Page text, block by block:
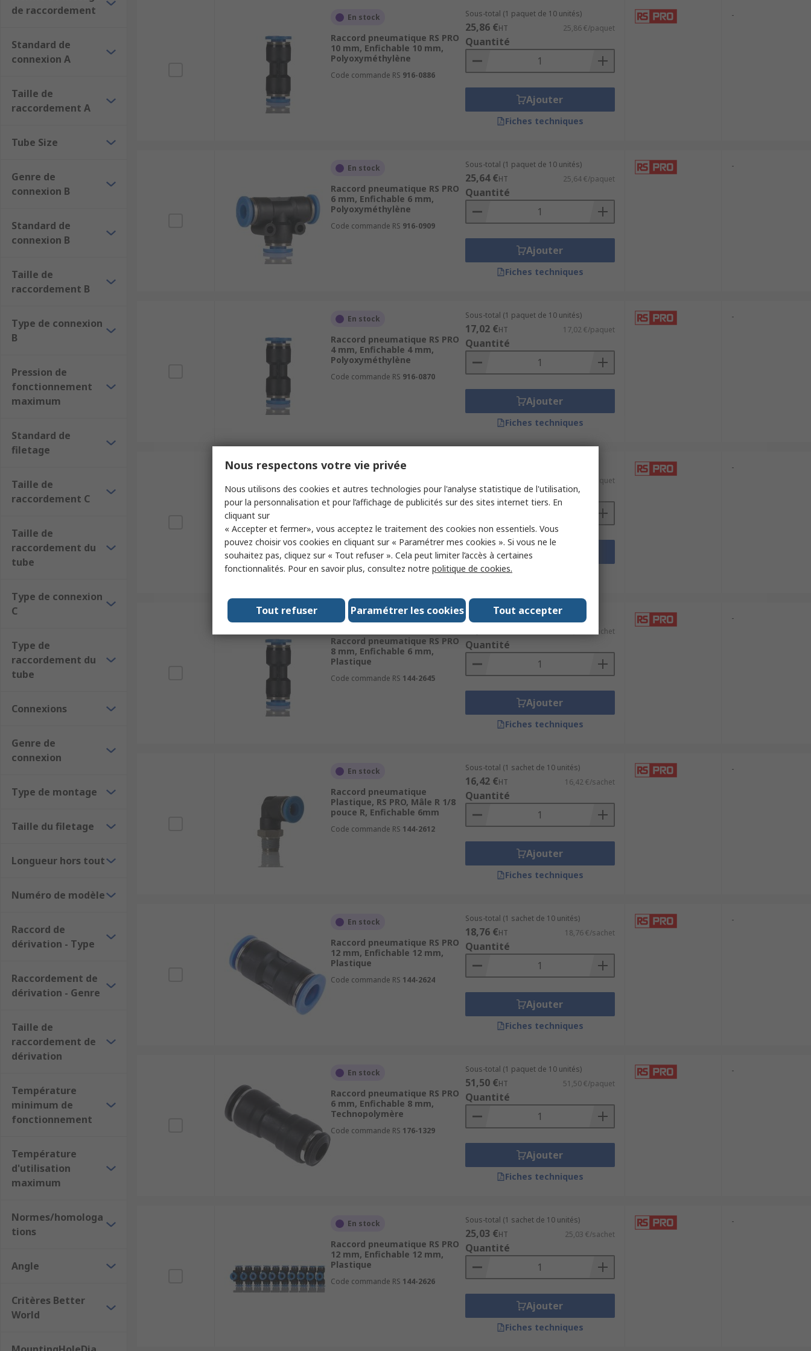
de raccordement
Standard de
connexion A
Taille de
raccordement A
Tube Size
Genre de
connexion B
Standard de
connexion B
Taille de
raccordement B
Type de connexion
B
Pression de
fonctionnement
maximum
Standard de
filetage
Taille de
raccordement C
Taille de
raccordement du
tube
Type de connexion
C
Type de
raccordement du
tube
Connexions
Genre de
connexion
Type de montage
Taille du filetage
Longueur hors tout
Numéro de modèle
Raccord de
dérivation - Type
Raccordement de
dérivation - Genre
Taille de
raccordement de
dérivation
Température
minimum de
fonctionnement
Température
d'utilisation
maximum
Normes/homologa
tions
Angle
Critères Better
World
En stock
Raccord pneumatique RS PRO
10 mm, Enfichable 10 mm,
Polyoxyméthylène
Code commande RS 916-0886
Sous-total (1 paquet de 10 unités)
25,86 €HT 25,86 €/paquet
Quantité
Ajouter
Fiches techniques
-
En stock
Raccord pneumatique RS PRO
6 mm, Enfichable 6 mm,
Polyoxyméthylène
Code commande RS 916-0909
Sous-total (1 paquet de 10 unités)
25,64 €HT 25,64 €/paquet
Quantité
Ajouter
Fiches techniques
-
En stock
Raccord pneumatique RS PRO
4 mm, Enfichable 4 mm,
Polyoxyméthylène
Code commande RS 916-0870
Sous-total (1 paquet de 10 unités)
17,02 €HT 17,02 €/paquet
Quantité
Ajouter
Fiches techniques
-
En stock
Raccord pneumatique
Polyoxyméthylène, RS PRO,
Enfichable 6 mm, Enfichable 6
Code commande RS916-0918
23,54 €/paquet
Quantité
Ajouter
Fiches techniques
-
En stock
Raccord pneumatique RS PRO
8 mm, Enfichable 6 mm,
Plastique
Code commande RS 144-2645
Sous-total (1 sachet de 10 unités)
11,48 €/sachet
Quantité
Ajouter
Fiches techniques
-
En stock
Raccord pneumatique
Plastique, RS PRO, Mâle R 1/8
pouce R, Enfichable 6mm
Code commande RS 144-2612
Sous-total (1 sachet de 10 unités)
16,42 €HT 16,42 €/sachet
Quantité
Ajouter
Fiches techniques
-
En stock
Raccord pneumatique RS PRO
12 mm, Enfichable 12 mm,
Plastique
Code commande RS 144-2624
Sous-total (1 sachet de 10 unités)
18,76 €HT 18,76 €/sachet
Quantité
Ajouter
Fiches techniques
-
En stock
Raccord pneumatique RS PRO
6 mm, Enfichable 8 mm,
Technopolymère
Code commande RS 176-1329
Sous-total (1 paquet de 10 unités)
51,50 €HT 51,50 €/paquet
Quantité
Ajouter
Fiches techniques
-
En stock
Raccord pneumatique RS PRO
12 mm, Enfichable 12 mm,
Plastique
Code commande RS 144-2626
Sous-total (1 sachet de 10 unités)
25,03 €HT 25,03 €/sachet
Quantité
Ajouter
Fiches techniques
-
Nous respectons votre vie privée
Nous utilisons des cookies et autres technologies pour l'analyse statistique de l'utilisation,
pour la personnalisation et pour l’affichage de publicités sur des sites internet tiers. En
cliquant sur
« Accepter et fermer», vous acceptez le traitement des cookies non essentiels. Vous
pouvez choisir vos cookies en cliquant sur « Paramétrer mes cookies ». Si vous ne le
souhaitez pas, cliquez sur « Tout refuser ». Cela peut limiter l’accès à certaines
fonctionnalités. Pour en savoir plus, consultez notre politique de cookies.
Tout accepter
Paramétrer les cookies
Tout refuser